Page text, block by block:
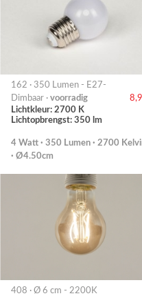
162 · 350 Lumen - E27-
Dimbaar · voorradig
Lichtkleur: 2700 K
Lichtopbrengst: 350 lm
4 Watt · 350 Lumen · 2700
· Ø4.50cm
408 · Ø 6 cm - 2200K